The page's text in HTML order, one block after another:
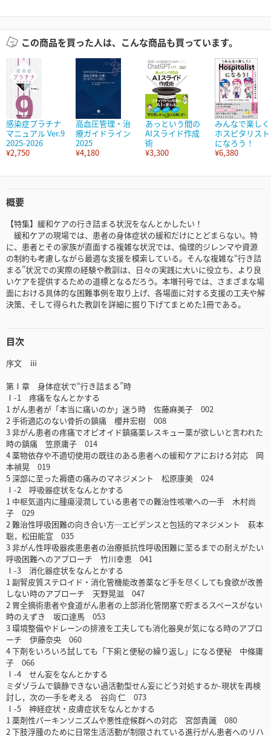
この商品を買った人は、こんな商品も買っています。
感染症プラチナ
マニュアル Ver.9
2025-2026
¥2,750
高血圧管理・治
療ガイドライン
2025
¥4,180
あっという間の
AIスライド作成
術
¥3,300
みんなで楽しく
ホスピタリスト
になろう！
¥6,380
概要
【特集】緩和ケアの行き詰まる状況をなんとかしたい！
緩和ケアの現場では、患者の身体症状の緩和だけにとどまらない。特
に、患者とその家族が直面する複雑な状況では、倫理的ジレンマや資源
の制約も考慮しながら最適な支援を模索している。そんな複雑な“行き詰
まる”状況での実際の経験や教訓は、日々の実践に大いに役立ち、より良
いケアを提供するための道標となるだろう。本増刊号では、さまざまな場
面における具体的な困難事例を取り上げ、各場面に対する支援の工夫や解
決策、そして得られた教訓を詳細に掘り下げてまとめた1冊である。
目次
序文 ⅲ
第Ⅰ章 身体症状で“行き詰まる”時
Ⅰ-1 疼痛をなんとかする
1 がん患者が「本当に痛いのか」迷う時 佐藤麻美子 002
2 手術適応のない骨折の鎮痛 櫻井宏樹 008
3 非がん患者の疼痛でオピオイド鎮痛薬レスキュー薬が欲しいと言われた
時の鎮痛 笠原庸子 014
4 薬物依存や不適切使用の既往のある患者への緩和ケアにおける対応 岡
本禎晃 019
5 深部に至った褥瘡の痛みのマネジメント 松原康美 024
Ⅰ-2 呼吸器症状をなんとかする
1 中枢気道内に腫瘍浸潤している患者での難治性咳嗽への一手 木村尚
子 029
2 難治性呼吸困難の向き合い方─エビデンスと包括的マネジメント 萩本
聡，松田能宣 035
3 非がん性呼吸器疾患患者の治療抵抗性呼吸困難に至るまでの耐えがたい
呼吸困難へのアプローチ 竹川幸恵 041
Ⅰ-3 消化器症状をなんとかする
1 副腎皮質ステロイド・消化管機能改善薬など手を尽くしても食欲が改善
しない時のアプローチ 天野晃滋 047
2 胃全摘術患者や食道がん患者の上部消化管閉塞で貯まるスペースがない
時のえずき 坂口達馬 053
3 環境整備やドレーンの排液を工夫しても消化器臭が気になる時のアプロ
ーチ 伊藤奈央 060
4 下剤をいろいろ試しても「下痢と便秘の繰り返し」になる便秘 中條庸
子 066
Ⅰ-4 せん妄をなんとかする
ミダゾラムで鎮静できない過活動型せん妄にどう対処するか-現状を再検
討し，次の一手を考える 谷向 仁 073
Ⅰ-5 神経症状・皮膚症状をなんとかする
1 薬剤性パーキンソニズムや悪性症候群への対応 宮部貴識 080
2 下肢浮腫のために日常生活活動が制限されている進行がん患者へのリハ